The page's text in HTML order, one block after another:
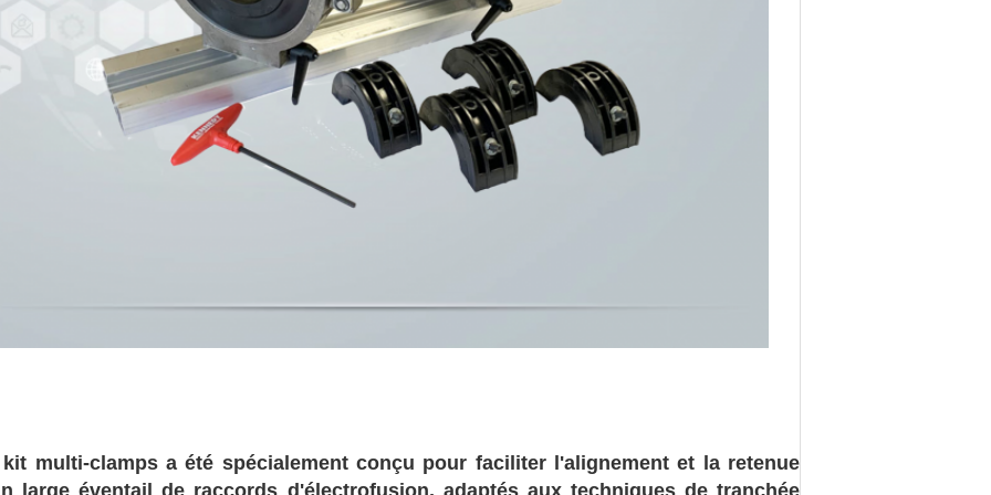
multi-clamps a été spécialement conçu pour faciliter l'alignement et la retenue
large éventail de raccords d'électrofusion, adaptés aux techniques de tranchée